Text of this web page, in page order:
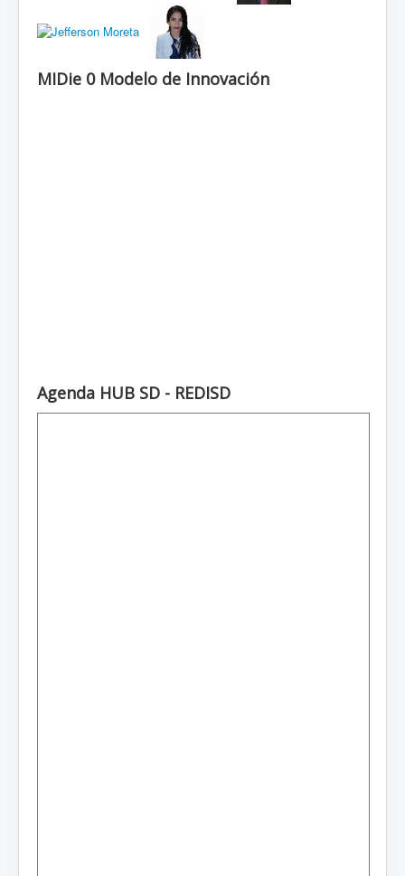
MIDie 0 Modelo de Innovación
Agenda HUB SD - REDISD